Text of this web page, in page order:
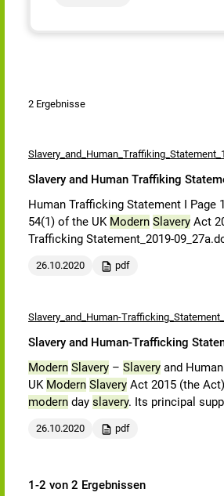
2 Ergebnisse
Slavery and Human Traffiking
Human Trafficking Statement I Page
54(1) of the UK Modern Slavery Act
Trafficking Statement_2019-
26.10.2020 pdf
Slavery_and_Human-
Slavery and Human-Trafficking
Modern Slavery – Slavery and
UK Modern Slavery Act 2015 (the
modern day slavery. Its principal
26.10.2020 pdf
1-2 von 2 Ergebnissen